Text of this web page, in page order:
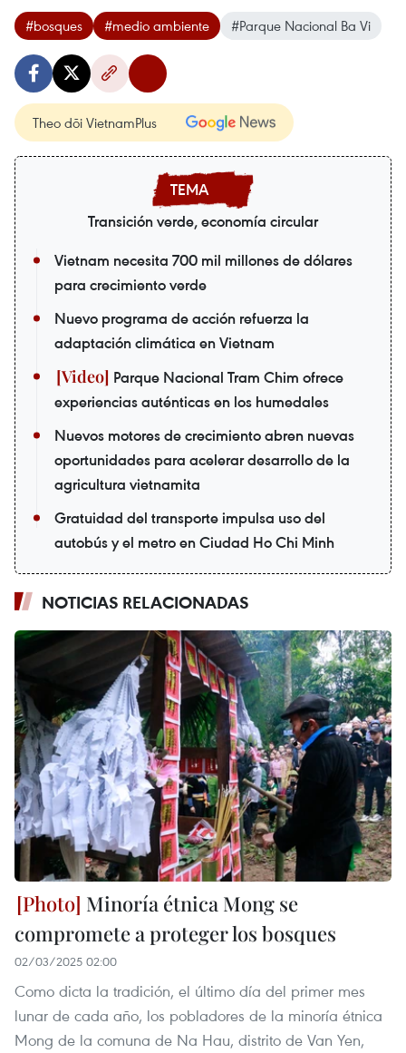
#bosques #medio ambiente #Parque Nacional Ba Vi
Theo dõi VietnamPlus
Transición verde, economía circular
Vietnam necesita 700 mil millones de dólares
para crecimiento verde
Nuevo programa de acción refuerza la
adaptación climática en Vietnam
Parque Nacional Tram Chim ofrece
experiencias auténticas en los humedales
Nuevos motores de crecimiento abren nuevas
oportunidades para acelerar desarrollo de la
agricultura vietnamita
Gratuidad del transporte impulsa uso del
autobús y el metro en Ciudad Ho Chi Minh
NOTICIAS RELACIONADAS
Minoría étnica Mong se
compromete a proteger los bosques
02/03/2025 02:00
Como dicta la tradición, el último día del primer mes
lunar de cada año, los pobladores de la minoría étnica
Mong de la comuna de Na Hau, distrito de Van Yen,